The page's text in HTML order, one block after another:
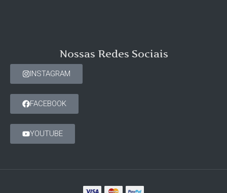
Nossas Redes Sociais
INSTAGRAM
FACEBOOK
YOUTUBE